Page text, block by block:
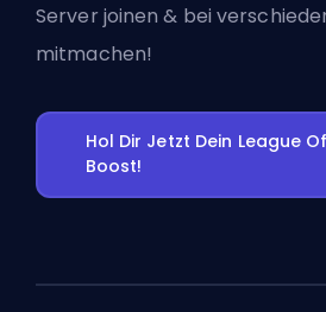
Server joinen & bei
mitmachen!
Hol Dir Jetzt Dein League
Boost!